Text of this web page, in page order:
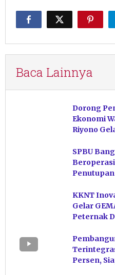
Baca Lainnya
Dorong
Ekonomi
Riyono
SPBU
KKNT
Gelar
Peternak
Persen,